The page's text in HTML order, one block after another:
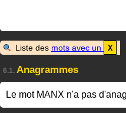
Liste des mots avec un X
6.1. Anagrammes
Le mot MANX n'a pas